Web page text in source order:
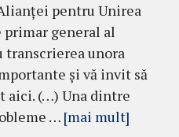
pentru Unirea
general al
transcrierea unora
și vă invit să
(…) Una dintre
… [mai mult]